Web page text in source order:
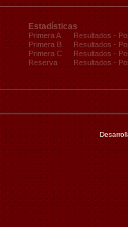
Estadísticas
Primera A
Primera B
Primera C
Reserva
Resultados -
Resultados -
Resultados -
Resultados -